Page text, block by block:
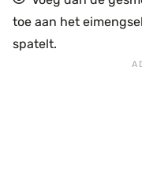
toe aan het
spatelt.